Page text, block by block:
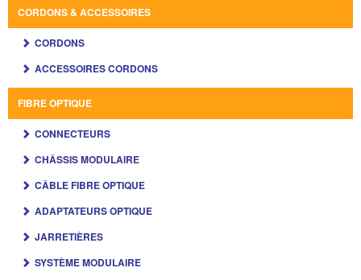
CORDONS & ACCESSOIRES
CORDONS
ACCESSOIRES CORDONS
FIBRE OPTIQUE
CONNECTEURS
CHÂSSIS MODULAIRE
CÂBLE FIBRE OPTIQUE
ADAPTATEURS OPTIQUE
JARRETIÈRES
SYSTÈME MODULAIRE